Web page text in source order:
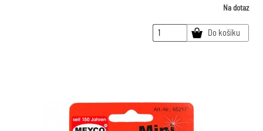
Na dotaz
Do košíku